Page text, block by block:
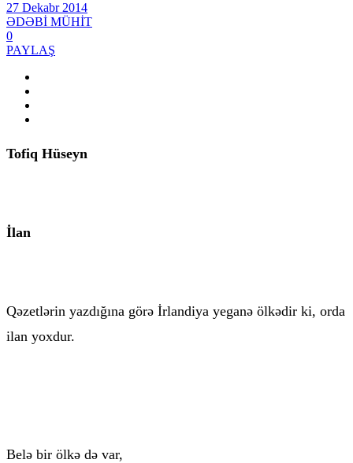
27 Dekabr 2014
ƏDƏBİ MÜHİT
0
PAYLAŞ
Tofiq Hüseyn
İlan
Qəzetlərin yazdığına görə İrlandiya yeganə ölkədir ki, orda
ilan yoxdur.
Belə bir ölkə də var,